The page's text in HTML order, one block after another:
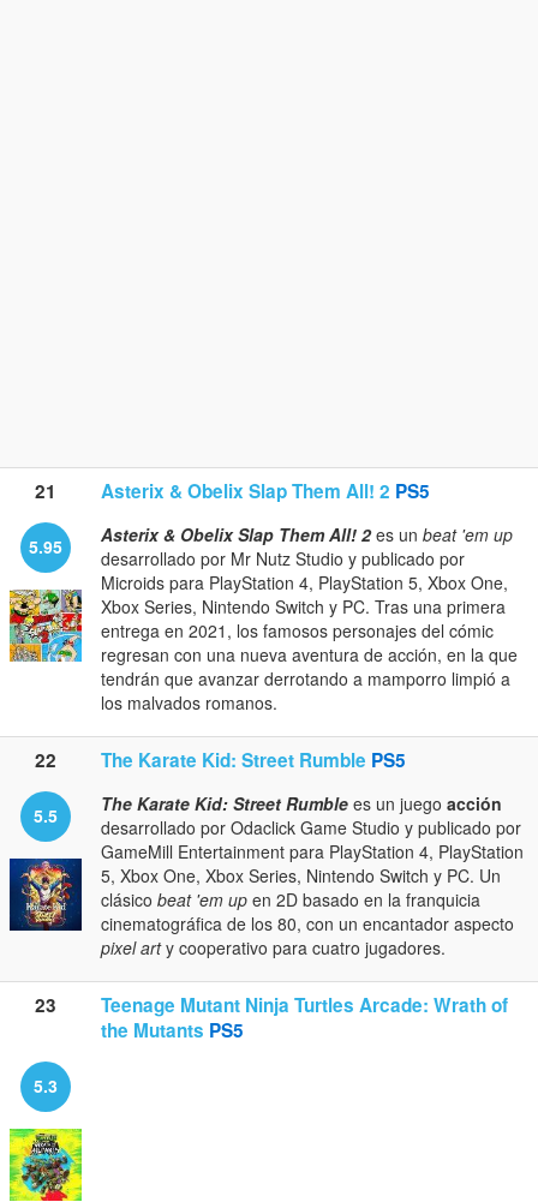
21 Asterix & Obelix Slap Them All! 2 PS5
5.95 Asterix & Obelix Slap Them All! 2es un beat 'em up
desarrollado por Mr Nutz Studio y publicado por
Microids para PlayStation 4, PlayStation 5, Xbox One,
Xbox Series, Nintendo Switch y PC. Tras una primera
entrega en 2021, los famosos personajes del cómic
regresan con una nueva aventura de acción, en la que
tendrán que avanzar derrotando a mamporro limpió a
los malvados romanos.
22 The Karate Kid: Street Rumble PS5
5.5 The Karate Kid: Street Rumble es un juego acción
desarrollado por Odaclick Game Studio y publicado por
GameMill Entertainment para PlayStation 4, PlayStation
5, Xbox One, Xbox Series, Nintendo Switch y PC. Un
clásico beat 'em up en 2D basado en la franquicia
cinematográfica de los 80, con un encantador aspecto
pixel arty cooperativo para cuatro jugadores.
23
Teenage Mutant Ninja Turtles Arcade: Wrath of
the Mutants PS5
5.3